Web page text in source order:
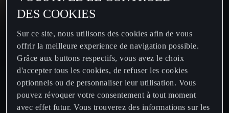
CUPRA Born
Nouvelle CUPRA Raval 2026
DES COOKIES
Sur ce site, nous utilisons des cookies afin de vous
offrir la meilleure experience de navigation possible.
Grâce aux buttons respectifs, vous avez le choix
d'accepter tous les cookies, de refuser les cookies
optionnels ou de personnaliser leur utilisation. Vous
pouvez révoquer votre consentement à tout moment
avec effet futur. Vous trouverez des informations sur les